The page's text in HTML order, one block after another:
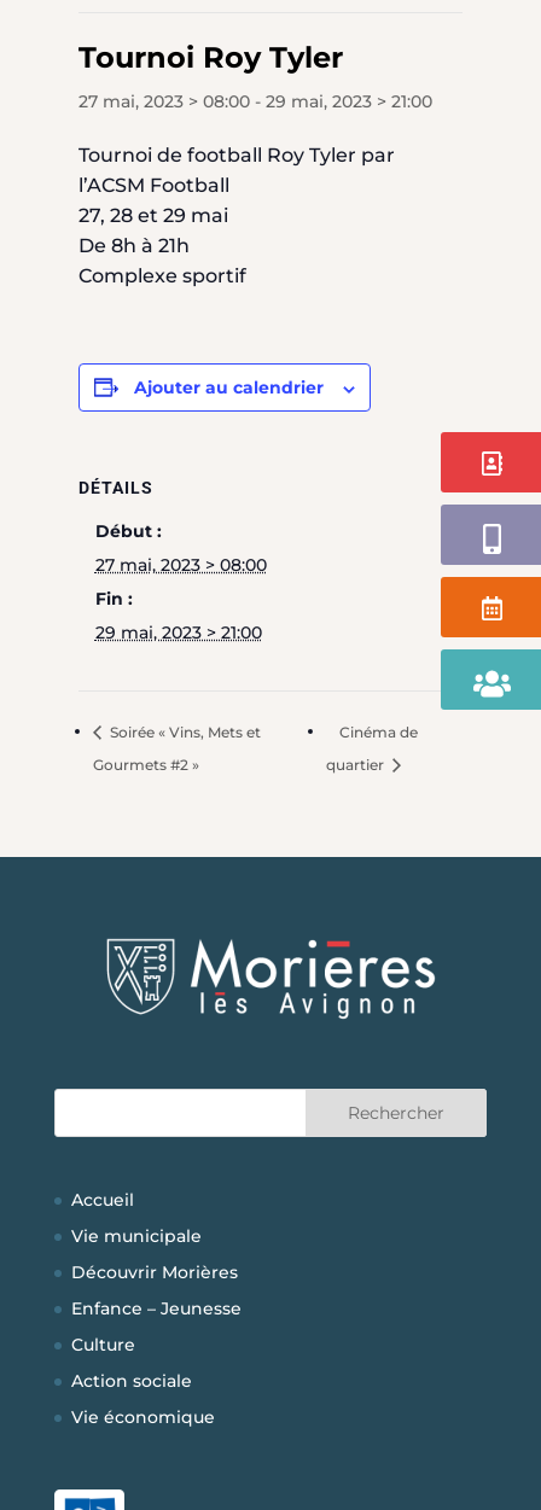
Tournoi Roy Tyler
27 mai, 2023 > 08:00- 29 mai, 2023 > 21:00
Tournoi de football Roy Tyler par
l’ACSM Football
27, 28 et 29 mai
De 8h à 21h
Complexe sportif
Ajouter au calendrier
DÉTAILS
Début :
27 mai, 2023 > 08:00
Fin :
29 mai, 2023 > 21:00
Soirée « Vins, Mets et
Gourmets #2 »
Cinéma de
quartier
Accueil
Vie municipale
Découvrir Morières
Enfance – Jeunesse
Culture
Action sociale
Vie économique
Contact
Application
Agenda
Portail
Famille